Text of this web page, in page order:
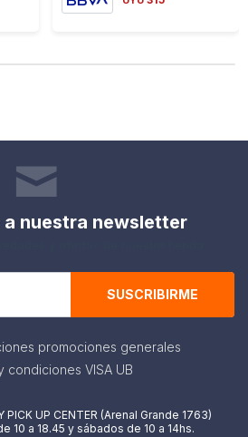
nuestra newsletter
SUSCRIBIRME
promociones generales
condiciones VISA UB
PICK UP CENTER (Arenal Grande 1763)
10 a 18.45 y sábados de 10 a 14hs.